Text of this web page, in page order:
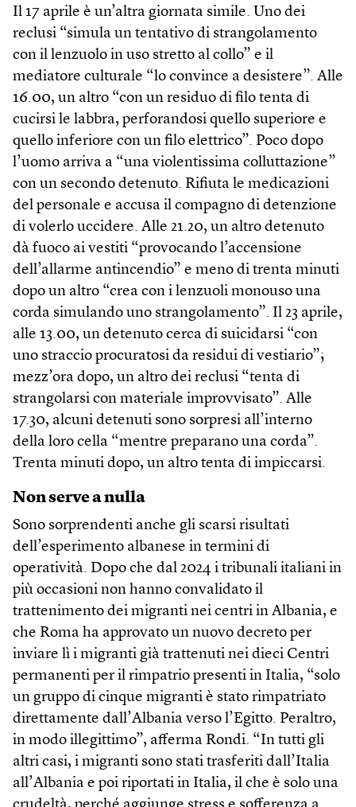
Il 17 aprile è un’altra giornata simile. Uno dei
reclusi “simula un tentativo di strangolamento
con il lenzuolo in uso stretto al collo” e il
mediatore culturale “lo convince a desistere”. Alle
16.00, un altro “con un residuo di filo tenta di
cucirsi le labbra, perforandosi quello superiore e
quello inferiore con un filo elettrico”. Poco dopo
l’uomo arriva a “una violentissima colluttazione”
con un secondo detenuto. Rifiuta le medicazioni
del personale e accusa il compagno di detenzione
di volerlo uccidere. Alle 21.20, un altro detenuto
dà fuoco ai vestiti “provocando l’accensione
dell’allarme antincendio” e meno di trenta minuti
dopo un altro “crea con i lenzuoli monouso una
corda simulando uno strangolamento”. Il 23 aprile,
alle 13.00, un detenuto cerca di suicidarsi “con
uno straccio procuratosi da residui di vestiario”;
mezz’ora dopo, un altro dei reclusi “tenta di
strangolarsi con materiale improvvisato”. Alle
17.30, alcuni detenuti sono sorpresi all’interno
della loro cella “mentre preparano una corda”.
Trenta minuti dopo, un altro tenta di impiccarsi.
Non serve a nulla
Sono sorprendenti anche gli scarsi risultati
dell’esperimento albanese in termini di
operatività. Dopo che dal 2024 i tribunali italiani in
più occasioni non hanno convalidato il
trattenimento dei migranti nei centri in Albania, e
che Roma ha approvato un nuovo decreto per
inviare lì i migranti già trattenuti nei dieci Centri
permanenti per il rimpatrio presenti in Italia, “solo
un gruppo di cinque migranti è stato rimpatriato
direttamente dall’Albania verso l’Egitto. Peraltro,
in modo illegittimo”, afferma Rondi. “In tutti gli
altri casi, i migranti sono stati trasferiti dall’Italia
all’Albania e poi riportati in Italia, il che è solo una